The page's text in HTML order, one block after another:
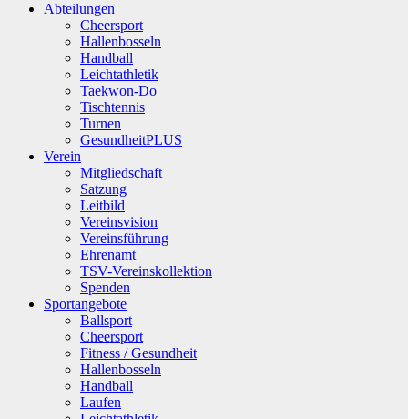
SuchenAbteilungen
Cheersport
Hallenbosseln
Handball
Leichtathletik
Taekwon-Do
Tischtennis
Turnen
GesundheitPLUS
Verein
Mitgliedschaft
Satzung
Leitbild
Vereinsvision
Vereinsführung
Ehrenamt
TSV-Vereinskollektion
Spenden
Sportangebote
Ballsport
Cheersport
Fitness / Gesundheit
Hallenbosseln
Handball
Laufen